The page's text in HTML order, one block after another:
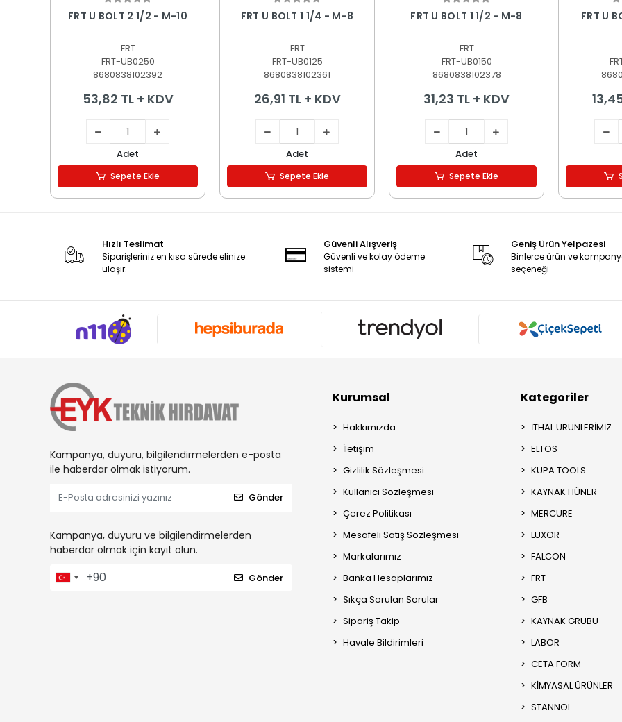
Sepete Ekle
FRT U BOLT 2 1/2 - M-10
FRT
FRT-UB0250
8680838102392
53,82 TL + KDV
Adet
Sepete Ekle
Sepete Ekle
FRT U BOLT 1 1/4 - M-8
FRT
FRT-UB0125
8680838102361
26,91 TL + KDV
Adet
Sepete Ekle
Sepete Ekle
FRT U BOLT 1 1/2 - M-8
FRT
FRT-UB0150
8680838102378
31,23 TL + KDV
Adet
Sepete Ekle
Hızlı Teslimat
Siparişleriniz en kısa sürede elinize
ulaşır.
Güvenli Alışveriş
Güvenli ve kolay ödeme
sistemi
Geniş Ürün Yelpazesi
Binlerce ürün ve
seçeneği
Kampanya, duyuru, bilgilendirmelerden e-posta
ile haberdar olmak istiyorum.
Gönder
Kampanya, duyuru ve bilgilendirmelerden
haberdar olmak için kayıt olun.
Gönder
Kurumsal
Hakkımızda
İletişim
Gizlilik Sözleşmesi
Kullanıcı Sözleşmesi
Çerez Politikası
Mesafeli Satış Sözleşmesi
Markalarımız
Banka Hesaplarımız
Sıkça Sorulan Sorular
Sipariş Takip
Havale Bildirimleri
Kategoriler
İTHAL ÜRÜNLERİMİZ
ELTOS
KUPA TOOLS
KAYNAK HÜNER
MERCURE
LUXOR
FALCON
FRT
GFB
KAYNAK GRUBU
LABOR
CETA FORM
KİMYASAL ÜRÜNLER
STANNOL